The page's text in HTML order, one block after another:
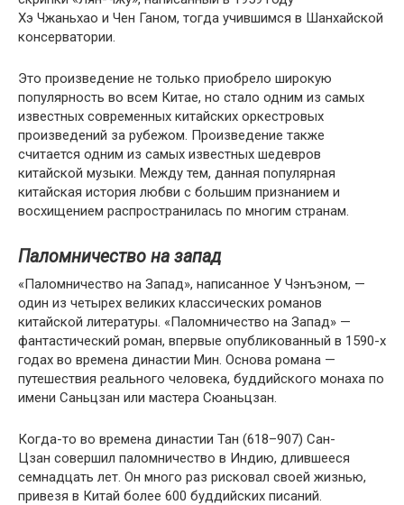
Хэ Чжаньхао и Чен Ганом, тогда учившимся в Шанхайской
консерватории.
Это произведение не только приобрело широкую
популярность во всем Китае, но стало одним из самых
известных современных китайских оркестровых
произведений за рубежом. Произведение также
считается одним из самых известных шедевров
китайской музыки. Между тем, данная популярная
китайская история любви с большим признанием и
восхищением распространилась по многим странам.
Паломничество на запад
«Паломничество на Запад», написанное У Чэнъэном, —
один из четырех великих классических романов
китайской литературы. «Паломничество на Запад» —
фантастический роман, впервые опубликованный в 1590-х
годах во времена династии Мин. Основа романа —
путешествия реального человека, буддийского монаха по
имени Саньцзан или мастера Сюаньцзан.
Когда-то во времена династии Тан (618–907) Сан-
Цзан совершил паломничество в Индию, длившееся
семнадцать лет. Он много раз рисковал своей жизнью,
привезя в Китай более 600 буддийских писаний.